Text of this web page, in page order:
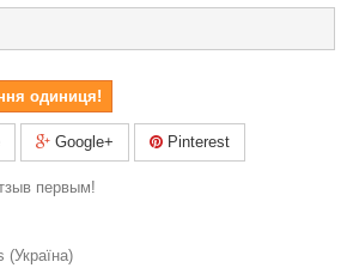
одиниця!
Google+ Pinterest
первым!